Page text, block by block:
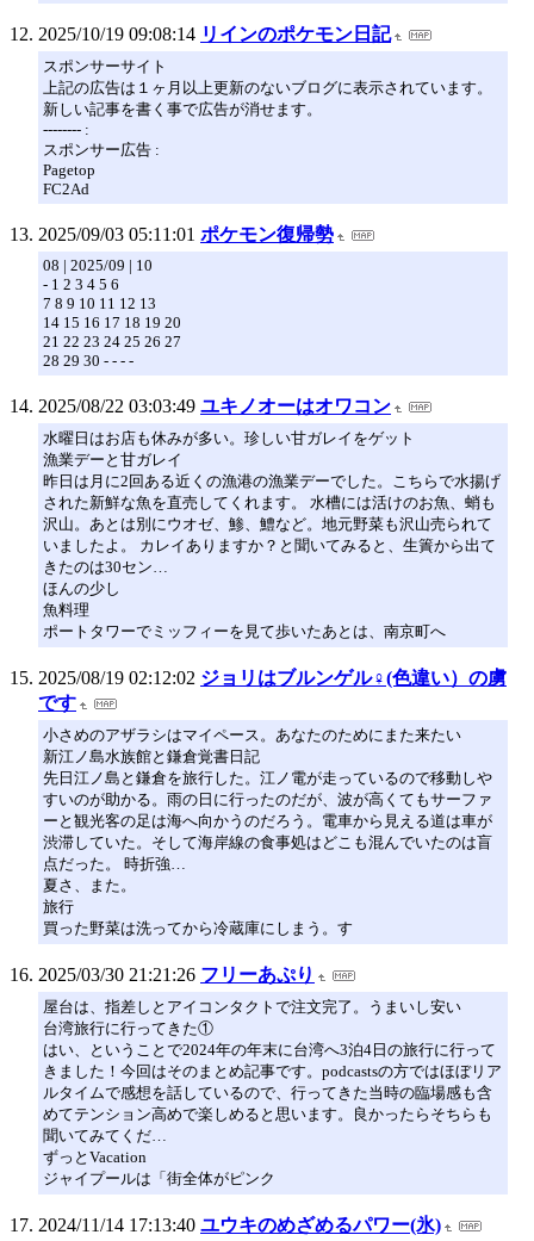
2025/10/19 09:08:14 リインのポケモン日記
スポンサーサイト
上記の広告は１ヶ月以上更新のないブログに表示されています。
新しい記事を書く事で広告が消せます。
-------- :
スポンサー広告 :
Pagetop
FC2Ad
2025/09/03 05:11:01 ポケモン復帰勢
08 | 2025/09 | 10
- 1 2 3 4 5 6
7 8 9 10 11 12 13
14 15 16 17 18 19 20
21 22 23 24 25 26 27
28 29 30 - - - -
2025/08/22 03:03:49 ユキノオーはオワコン
水曜日はお店も休みが多い。珍しい甘ガレイをゲット
漁業デーと甘ガレイ
昨日は月に2回ある近くの漁港の漁業デーでした。こちらで水揚げ
された新鮮な魚を直売してくれます。 水槽には活けのお魚、蛸も
沢山。あとは別にウオゼ、鯵、鱧など。地元野菜も沢山売られて
いましたよ。 カレイありますか？と聞いてみると、生簀から出て
きたのは30セン…
ほんの少し
魚料理
ポートタワーでミッフィーを見て歩いたあとは、南京町へ
2025/08/19 02:12:02 ジョリはブルンゲル♀(色違い）の虜
です
小さめのアザラシはマイペース。あなたのためにまた来たい
新江ノ島水族館と鎌倉覚書日記
先日江ノ島と鎌倉を旅行した。江ノ電が走っているので移動しや
すいのが助かる。雨の日に行ったのだが、波が高くてもサーファ
ーと観光客の足は海へ向かうのだろう。電車から見える道は車が
渋滞していた。そして海岸線の食事処はどこも混んでいたのは盲
点だった。 時折強…
夏さ、また。
旅行
買った野菜は洗ってから冷蔵庫にしまう。す
2025/03/30 21:21:26 フリーあぷり
屋台は、指差しとアイコンタクトで注文完了。うまいし安い
台湾旅行に行ってきた①
はい、ということで2024年の年末に台湾へ3泊4日の旅行に行って
きました！今回はそのまとめ記事です。podcastsの方ではほぼリア
ルタイムで感想を話しているので、行ってきた当時の臨場感も含
めてテンション高めで楽しめると思います。良かったらそちらも
聞いてみてくだ…
ずっとVacation
ジャイプールは「街全体がピンク
2024/11/14 17:13:40 ユウキのめざめるパワー(氷)